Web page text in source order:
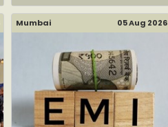
Mumbai 05 Aug 2026